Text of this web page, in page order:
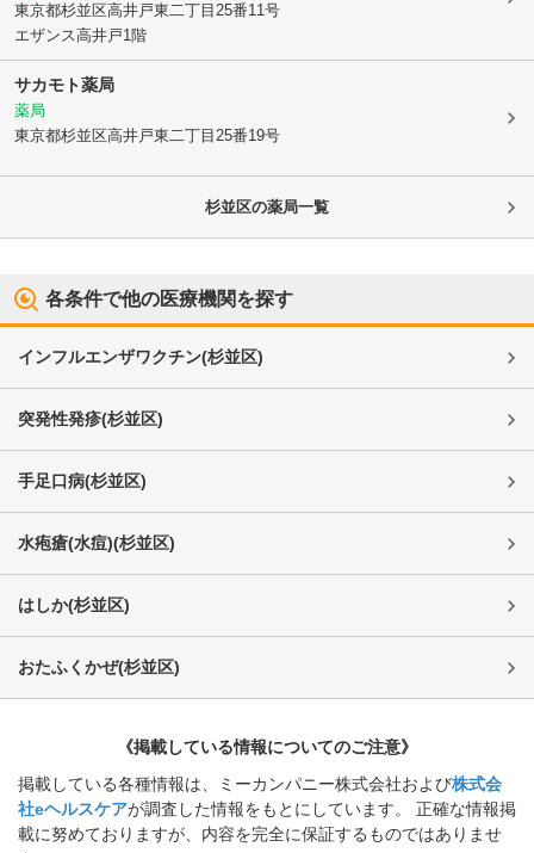
東京都杉並区高井戸東二丁目25番11号
エザンス高井戸1階
サカモト薬局
薬局
東京都杉並区高井戸東二丁目25番19号
杉並区の薬局一覧
各条件で他の医療機関を探す
インフルエンザワクチン(杉並区)
突発性発疹(杉並区)
手足口病(杉並区)
水疱瘡(水痘)(杉並区)
はしか(杉並区)
おたふくかぜ(杉並区)
《掲載している情報についてのご注意》
掲載している各種情報は、ミーカンパニー株式会社および株式会
社eヘルスケアが調査した情報をもとにしています。 正確な情報掲
載に努めておりますが、内容を完全に保証するものではありませ